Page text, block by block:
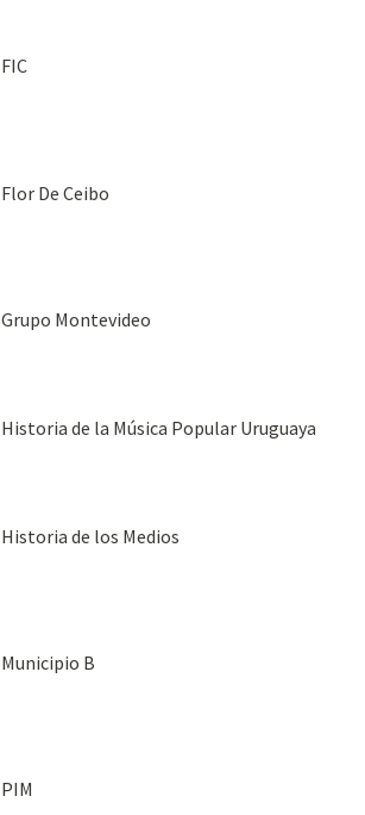
FIC
Flor De Ceibo
Grupo Montevideo
Historia de la Música Popular Uruguaya
Historia de los Medios
Municipio B
PIM